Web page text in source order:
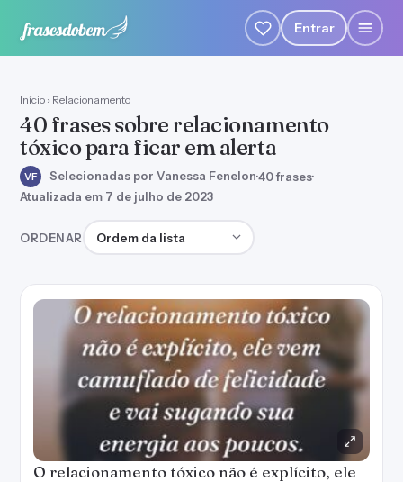
Entrar
Início › Relacionamento
40 frases sobre relacionamento
tóxico para ficar em alerta
VF Selecionadas por Vanessa Fenelon·40 frases·
Atualizada em 7 de julho de 2023
ORDENAR Ordenar frases
O relacionamento tóxico não é explícito, ele